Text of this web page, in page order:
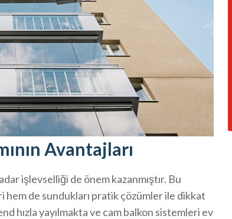
Avantajları
işlevselliği de önem kazanmıştır. Bu
de sundukları pratik çözümler ile dikkat
hızla yayılmakta ve cam balkon sistemleri ev